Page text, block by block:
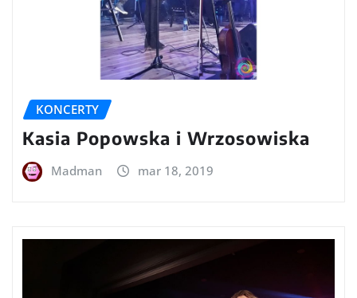
KONCERTY
Kasia Popowska i Wrzosowiska
Madman mar 18, 2019